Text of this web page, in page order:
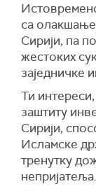
са
Сирији, па
жестоких
заједничке
Ти
заштиту
Сирији,
Исламске
тренутку
непријатеља.